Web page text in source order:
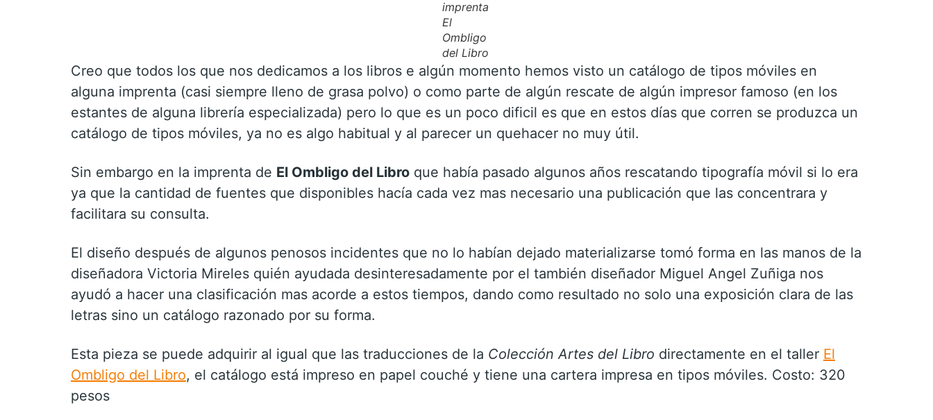
imprenta
El
Ombligo
del Libro
Creo que todos los que nos dedicamos a los libros e algún momento hemos visto un catálogo de tipos móviles en
alguna imprenta (casi siempre lleno de grasa polvo) o como parte de algún rescate de algún impresor famoso (en los
estantes de alguna librería especializada) pero lo que es un poco dificil es que en estos días que corren se produzca un
catálogo de tipos móviles, ya no es algo habitual y al parecer un quehacer no muy útil.
Sin embargo en la imprenta de El Ombligo del Libro que había pasado algunos años rescatando tipografía móvil si lo era
ya que la cantidad de fuentes que disponibles hacía cada vez mas necesario una publicación que las concentrara y
facilitara su consulta.
El diseño después de algunos penosos incidentes que no lo habían dejado materializarse tomó forma en las manos de la
diseñadora Victoria Mireles quién ayudada desinteresadamente por el también diseñador Miguel Angel Zuñiga nos
ayudó a hacer una clasificación mas acorde a estos tiempos, dando como resultado no solo una exposición clara de las
letras sino un catálogo razonado por su forma.
Esta pieza se puede adquirir al igual que las traducciones de la Colección Artes del Libro directamente en el taller El
Ombligo del Libro, el catálogo está impreso en papel couché y tiene una cartera impresa en tipos móviles. Costo: 320
pesos